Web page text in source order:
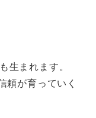
生まれます。
頼が育っていく